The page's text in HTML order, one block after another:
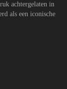
achtergelaten in
als een iconische